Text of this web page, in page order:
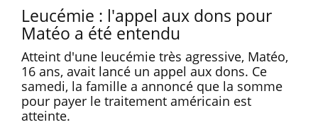
Leucémie : l'appel aux dons pour
Matéo a été entendu
Atteint d'une leucémie très agressive, Matéo,
16 ans, avait lancé un appel aux dons. Ce
samedi, la famille a annoncé que la somme
pour payer le traitement américain est
atteinte.